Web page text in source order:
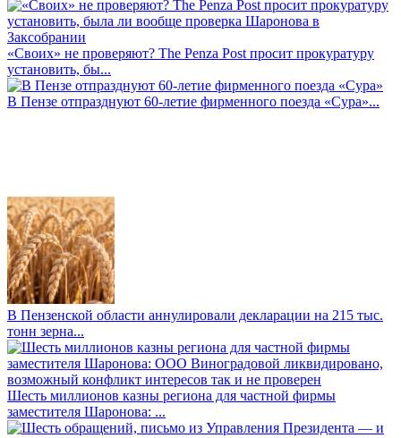
«Своих» не проверяют? The Penza Post просит прокуратуру
установить, бы...
В Пензе отпразднуют 60-летие фирменного поезда «Сура»...
В Пензенской области аннулировали декларации на 215 тыс.
тонн зерна...
Шесть миллионов казны региона для частной фирмы
заместителя Шаронова: ...